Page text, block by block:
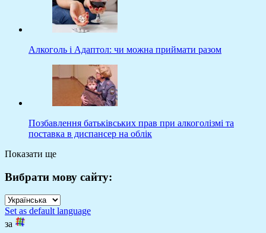
Алкоголь і Адаптол: чи можна приймати разом
Позбавлення батьківських прав при алкоголізмі та
поставка в диспансер на облік
Показати ще
Вибрати мову сайту:
Set as default language
за